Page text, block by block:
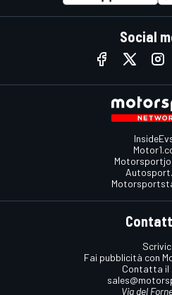
Social
Scrivici
Fai pubblicità con
Contatta il
Via del